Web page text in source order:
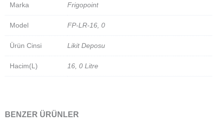
Marka Frigopoint
Model FP-LR-16, 0
Ürün Cinsi Likit Deposu
Hacim(L) 16, 0 Litre
BENZER ÜRÜNLER